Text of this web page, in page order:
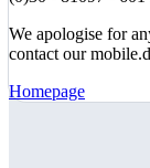
We apologise for
contact our
Homepage